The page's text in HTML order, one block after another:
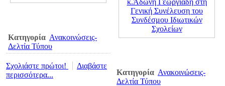
Κατηγορία Ανακοινώσεις-
Δελτία Τύπου
Σχολιάστε πρώτοι!
Διαβάστε
περισσότερα...
Κατηγορία Ανακοινώσεις-
Δελτία Τύπου